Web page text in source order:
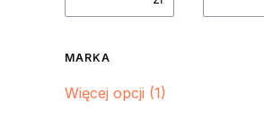
MARKA
Marka
Więcej opcji (1)